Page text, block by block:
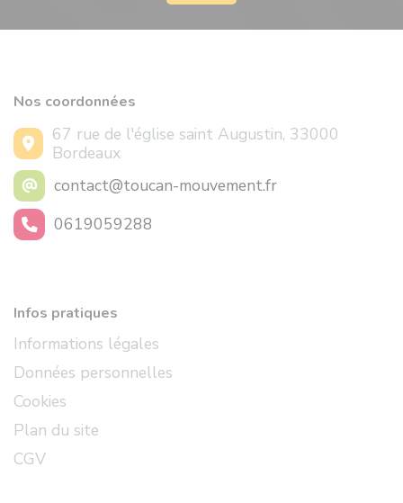
Nos coordonnées
67 rue de l'église saint Augustin, 33000
Bordeaux
contact@toucan-mouvement.fr
0619059288
Infos pratiques
Informations légales
Données personnelles
Cookies
Plan du site
CGV